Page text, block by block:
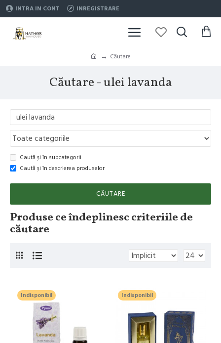
INTRA IN CONT INREGISTRARE
Căutare
Căutare - ulei lavanda
Caută și în subcategorii
Caută și în descrierea produselor
CĂUTARE
Produse ce îndeplinesc criteriile de
căutare
Indisponibil Indisponibil